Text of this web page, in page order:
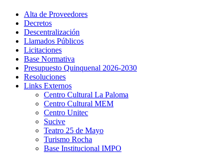
Alta de Proveedores
Decretos
Descentralización
Llamados Públicos
Licitaciones
Base Normativa
Presupuesto Quinquenal 2026-2030
Resoluciones
Links Externos
Centro Cultural La Paloma
Centro Cultural MEM
Centro Unitec
Sucive
Teatro 25 de Mayo
Turismo Rocha
Base Institucional IMPO